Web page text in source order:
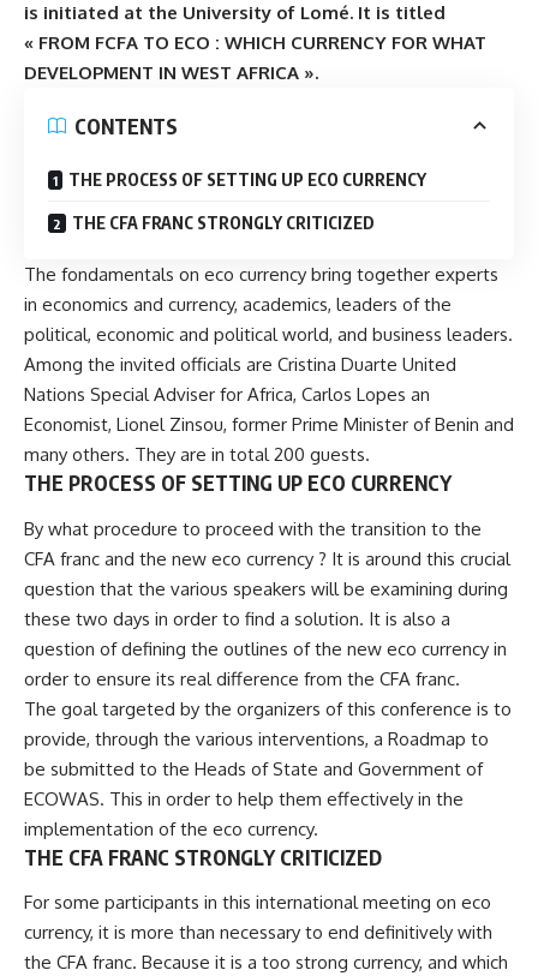
is initiated at the University of Lomé. It is titled
« FROM FCFA TO ECO : WHICH CURRENCY FOR WHAT
DEVELOPMENT IN WEST AFRICA ».
CONTENTS
THE PROCESS OF SETTING UP ECO CURRENCY
THE CFA FRANC STRONGLY CRITICIZED
The fondamentals on eco currency bring together experts
in economics and currency, academics, leaders of the
political, economic and political world, and business leaders.
Among the invited officials are Cristina Duarte United
Nations Special Adviser for Africa, Carlos Lopes an
Economist, Lionel Zinsou, former Prime Minister of Benin and
many others. They are in total 200 guests.
THE PROCESS OF SETTING UP ECO CURRENCY
By what procedure to proceed with the transition to the
CFA franc and the new eco currency ? It is around this crucial
question that the various speakers will be examining during
these two days in order to find a solution. It is also a
question of defining the outlines of the new eco currency in
order to ensure its real difference from the CFA franc.
The goal targeted by the organizers of this conference is to
provide, through the various interventions, a Roadmap to
be submitted to the Heads of State and Government of
ECOWAS. This in order to help them effectively in the
implementation of the eco currency.
THE CFA FRANC STRONGLY CRITICIZED
For some participants in this international meeting on eco
currency, it is more than necessary to end definitively with
the CFA franc. Because it is a too strong currency, and which